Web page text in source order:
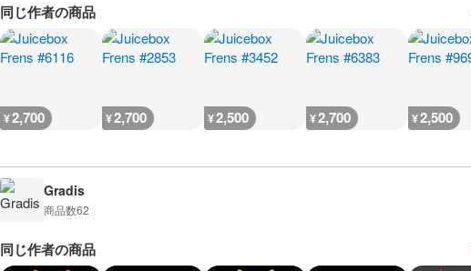
同じ作者の商品
¥2,700 ¥2,700 ¥2,500 ¥2,700 ¥2,500
Gradis
商品数62
同じ作者の商品